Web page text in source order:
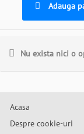
Adauga
Nu exista nici o
Acasa
Despre cookie-uri